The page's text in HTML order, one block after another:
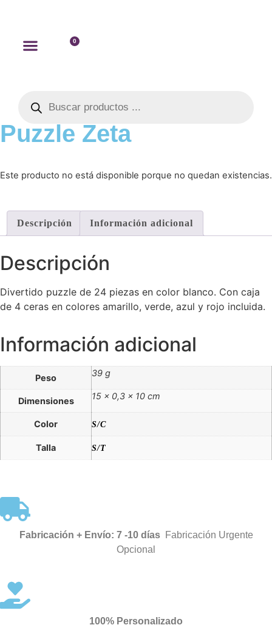
0
Puzzle Zeta
Este producto no está disponible porque no quedan existencias.
Descripción Información adicional
Descripción
Divertido puzzle de 24 piezas en color blanco. Con caja
de 4 ceras en colores amarillo, verde, azul y rojo incluida.
Información adicional
Peso 39 g
Dimensiones 15 × 0,3 × 10 cm
Color S/C
Talla S/T
Fabricación + Envío: 7 -10 días Fabricación Urgente
Opcional
100% Personalizado